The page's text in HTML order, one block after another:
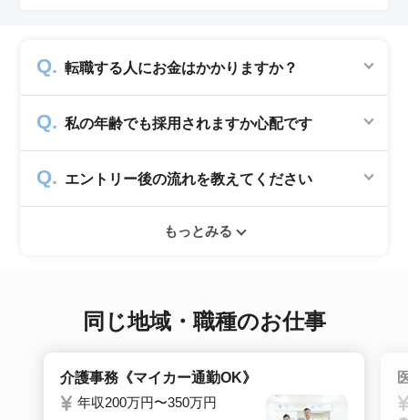
転職する人にお金はかかりますか？
していますので、転職希望者の方からは費用は
一切発生致しません。
私の年齢でも採用されますか心配です
業のみ掲載をしています。60代・70代以上の
就職実績も多数ありますので年齢に気負いせず
ぜひ紹介依頼へ進んでください。
エントリー後の流れを教えてください
ーとヒアリングのお時間を頂きます。その後希
もっとみる
同じ地域・職種のお仕事
介護事務《マイカー通勤OK》
年収200万円〜350万円